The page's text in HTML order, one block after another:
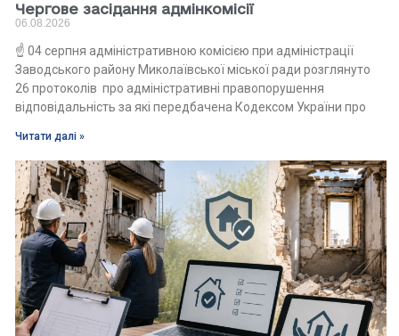
Чергове засідання адмінкомісії
06.08.2026
☝️ 04 серпня адміністративною комісією при адміністрації
Заводського району Миколаївської міської ради розглянуто
26 протоколів про адміністративні правопорушення
відповідальність за які передбачена Кодексом України про
Читати далі »